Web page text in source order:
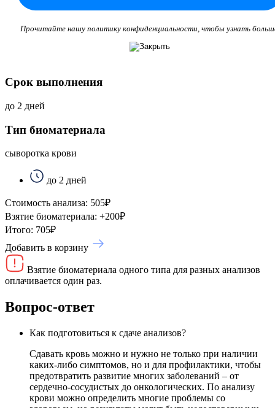
Прочитайте нашу политику конфиденциальности, чтобы узнать
Срок выполнения
до 2 дней
Тип биоматериала
сыворотка крови
до 2 дней
Стоимость анализа: 505₽
Взятие биоматериала: +200₽
Итого: 705₽
Добавить в корзину
Взятие биоматериала одного типа для разных анализов
оплачивается один раз.
Вопрос-ответ
Как подготовиться к сдаче анализов?
Сдавать кровь можно и нужно не только при наличии
каких-либо симптомов, но и для профилактики, чтобы
предотвратить развитие многих заболеваний – от
сердечно-сосудистых до онкологических. По анализу
крови можно определить многие проблемы со